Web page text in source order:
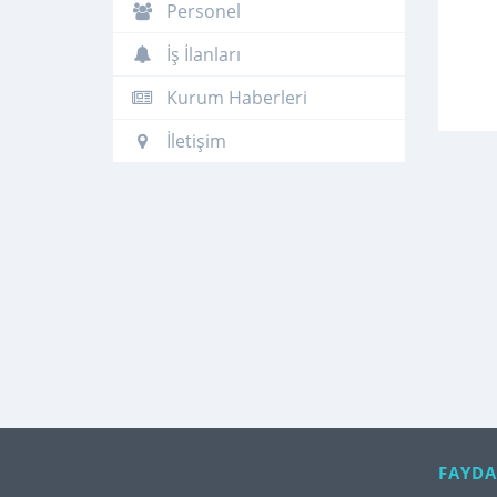
Personel
İş İlanları
Kurum Haberleri
İletişim